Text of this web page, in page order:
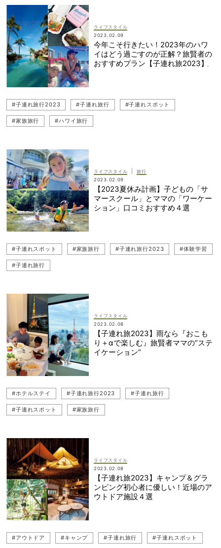
ライフスタイル
2023.02.09
今年こそ行きたい！2023年のハワ
イはどう過ごすのが正解？旅賢者の
おすすめプラン【子連れ旅2023】
#子連れ旅行2023 #子連れ旅行 #子連れスポット
#家族旅行 #ハワイ旅行
ライフスタイル
旅行
2023.02.09
【2023夏休み計画】子どもの「サ
マースクール」とママの「ワーケー
ション」口コミおすすめ４選
#子連れスポット #家族旅行 #子連れ旅行2023 #体験学習
#子連れ旅行
ライフスタイル
2023.02.08
【子連れ旅2023】雨なら『おこも
り＋αで楽しむ』旅賢者ママの“ステ
イケーション”
#ホテルステイ #子連れ旅行2023 #子連れ旅行
#子連れスポット #家族旅行
ライフスタイル
2023.02.08
【子連れ旅2023】キャンプ＆グラ
ンピング初心者に優しい！近場のア
ウトドア施設４選
#アウトドア #キャンプ #子連れ旅行 #子連れスポット